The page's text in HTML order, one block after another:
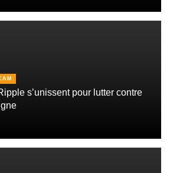
s’unissent pour lutter contre